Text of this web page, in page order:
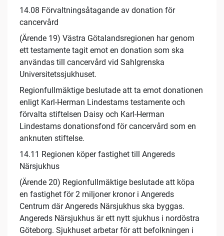
14.08 Förvaltningsåtagande av donation för
cancervård
(Ärende 19) Västra Götalandsregionen har genom
ett testamente tagit emot en donation som ska
användas till cancervård vid Sahlgrenska
Universitetssjukhuset.
Regionfullmäktige beslutade att ta emot donationen
enligt Karl-Herman Lindestams testamente och
förvalta stiftelsen Daisy och Karl-Herman
Lindestams donationsfond för cancervård som en
anknuten stiftelse.
14.11 Regionen köper fastighet till Angereds
Närsjukhus
(Ärende 20) Regionfullmäktige beslutade att köpa
en fastighet för 2 miljoner kronor i Angereds
Centrum där Angereds Närsjukhus ska byggas.
Angereds Närsjukhus är ett nytt sjukhus i nordöstra
Göteborg. Sjukhuset arbetar för att befolkningen i